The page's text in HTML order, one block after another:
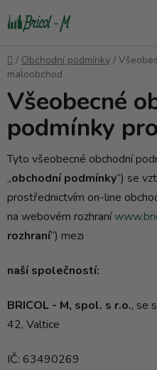
na
Domů
/ Obchodní podmínky /
maloobchod
Všeobecné
podmínky
Tyto všeobecné obchodní
„obchodní podmínky“) se
prostřednictvím on-line
na webovém rozhraní
rozhraní“) mezi
naší společností:
BRICOL - M, spol. s r.o., se
42, Valtice
IČ: 63490269